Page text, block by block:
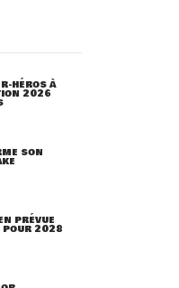
HÉROS À
2026
SON
PRÉVUE
POUR 2028